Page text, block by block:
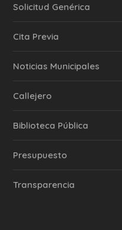
Solicitud Genérica
Cita Previa
‎Noticias Municipales
Callejero
Biblioteca Pública
Presupuesto
Transparencia